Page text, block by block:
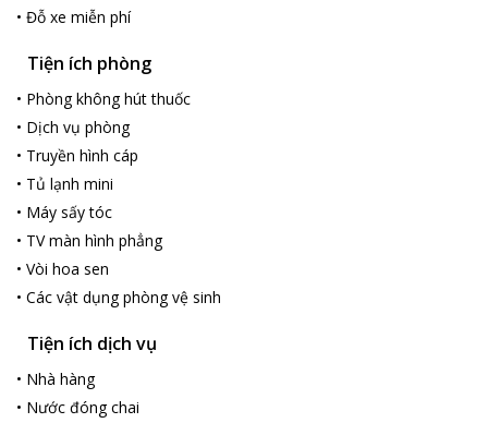
• Đỗ xe miễn phí
Tiện ích phòng
• Phòng không hút thuốc
• Dịch vụ phòng
• Truyền hình cáp
• Tủ lạnh mini
• Máy sấy tóc
• TV màn hình phẳng
• Vòi hoa sen
• Các vật dụng phòng vệ sinh
Tiện ích dịch vụ
• Nhà hàng
• Nước đóng chai